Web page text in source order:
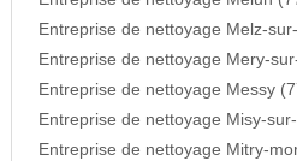
Entreprise de nettoyage Melz-
Entreprise de nettoyage Mery-
Entreprise de nettoyage Messy
Entreprise de nettoyage Misy-
Entreprise de nettoyage Mitry-